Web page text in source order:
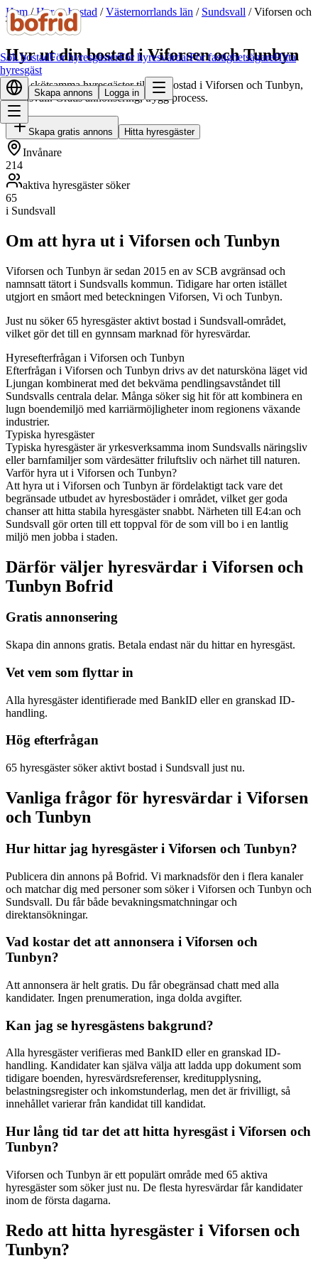
Sök bostadFör hyresgästerFör hyresvärdarFör fastighetsägareHitta
hyresgäst
Skapa annons Logga in
Hem/Hyr ut bostad /Västernorrlands län / Sundsvall /Viforsen och
Tunbyn
Hyr ut din bostad i Viforsen och Tunbyn
Hitta skötsamma hyresgäster till din bostad i Viforsen och Tunbyn,
Sundsvall. Gratis annonsering, trygg process.
Skapa gratis annons Hitta hyresgäster
Invånare
214
aktiva hyresgäster söker
65
i Sundsvall
Om att hyra ut i Viforsen och Tunbyn
Viforsen och Tunbyn är sedan 2015 en av SCB avgränsad och
namnsatt tätort i Sundsvalls kommun. Tidigare har orten istället
utgjort en småort med beteckningen Viforsen, Vi och Tunbyn.
Just nu söker 65 hyresgäster aktivt bostad i Sundsvall-området,
vilket gör det till en gynnsam marknad för hyresvärdar.
Hyresefterfrågan i Viforsen och Tunbyn
Efterfrågan i Viforsen och Tunbyn drivs av det natursköna läget vid
Ljungan kombinerat med det bekväma pendlingsavståndet till
Sundsvalls centrala delar. Många söker sig hit för att kombinera en
lugn boendemiljö med karriärmöjligheter inom regionens växande
industrier.
Typiska hyresgäster
Typiska hyresgäster är yrkesverksamma inom Sundsvalls näringsliv
eller barnfamiljer som värdesätter friluftsliv och närhet till naturen.
Varför hyra ut i Viforsen och Tunbyn?
Att hyra ut i Viforsen och Tunbyn är fördelaktigt tack vare det
begränsade utbudet av hyresbostäder i området, vilket ger goda
chanser att hitta stabila hyresgäster snabbt. Närheten till E4:an och
Sundsvall gör orten till ett toppval för de som vill bo i en lantlig
miljö men jobba i staden.
Därför väljer hyresvärdar i Viforsen och
Tunbyn Bofrid
Gratis annonsering
Skapa din annons gratis. Betala endast när du hittar en hyresgäst.
Vet vem som flyttar in
Alla hyresgäster identifierade med BankID eller en granskad ID-
handling.
Hög efterfrågan
65 hyresgäster söker aktivt bostad i Sundsvall just nu.
Vanliga frågor för hyresvärdar i Viforsen
och Tunbyn
Hur hittar jag hyresgäster i Viforsen och Tunbyn?
Publicera din annons på Bofrid. Vi marknadsför den i flera kanaler
och matchar dig med personer som söker i Viforsen och Tunbyn och
Sundsvall. Du får både bevakningsmatchningar och
direktansökningar.
Vad kostar det att annonsera i Viforsen och
Tunbyn?
Att annonsera är helt gratis. Du får obegränsad chatt med alla
kandidater. Ingen prenumeration, inga dolda avgifter.
Kan jag se hyresgästens bakgrund?
Alla hyresgäster verifieras med BankID eller en granskad ID-
handling. Kandidater kan själva välja att ladda upp dokument som
tidigare boenden, hyresvärdsreferenser, kreditupplysning,
belastningsregister och inkomstunderlag, men det är frivilligt, så
innehållet varierar från kandidat till kandidat.
Hur lång tid tar det att hitta hyresgäst i Viforsen och
Tunbyn?
Viforsen och Tunbyn är ett populärt område med 65 aktiva
hyresgäster som söker just nu. De flesta hyresvärdar får kandidater
inom de första dagarna.
Redo att hitta hyresgäster i Viforsen och
Tunbyn?